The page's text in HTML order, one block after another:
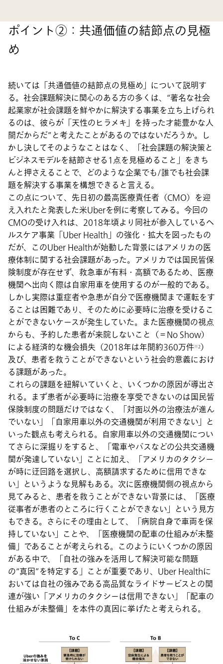
ポイント②：共通価値の結節点の見極
め
続いては「共通価値の結節点の見極め」について説明す
る。社会課題解決に関心のある方の多くは、“著名な社会
起業家が社会課題を鮮やかに解決する事業を立ち上げられ
るのは、彼らが「天性のヒラメキ」を持った才能豊かな人
間だからだ”と考えたことがあるのではないだろうか。し
かし決してそのようなことはなく、「社会課題の解決策と
ビジネスモデルを結節させる1点を見極めること」をきち
んと押さえることで、どのような企業でも/誰でも社会課
題を解決する事業を構想できると言える。
この点について、先日初の最高医療責任者（CMO）を迎
え入れたと発表した米Uberを例に考察してみる。今回の
CMOの受け入れは、2018年頃より同社が参入しているヘ
ルスケア事業「Uber Health」の強化・拡大を図ったもの
だが、このUber Healthが始動した背景にはアメリカの医
療体制に関する社会課題があった。アメリカでは国民皆保
険制度が存在せず、救急車が有料・高額であるため、医療
機関へ出向く際は自家用車を使用するのが一般的である。
しかし実際は重症者や急患が自分で医療機関まで運転をす
ることは困難であり、そのために必要時に治療を受けるこ
とができないケースが発生していた。また医療機関の視点
からも、予約した患者が来院しないこと（＝No Show）
による経済的な機会損失（2018年は年間約360万件※2）
及び、患者を救うことができないという社会的意義におけ
る課題があった。
これらの課題を紐解いていくと、いくつかの原因が導出さ
れる。まず患者が必要時に治療を享受できないのは国民皆
保険制度の問題だけではなく、「対面以外の治療法が進ん
でいない」「自家用車以外の交通機関が利用できない」と
いった観点も考えられる。自家用車以外の交通機関につい
てさらに深掘りをすると、「電車やバスなどの公共交通機
関が発達していない」ことに加え、「アメリカのタクシー
が時に迂回路を選択し、高額請求するために信用できな
い」というような見解もある。次に医療機関側の視点から
見てみると、患者を救うことができない背景には、「医療
従事者が患者のところに行くことができない」という見方
もできる。さらにその理由として、「病院自身で車両を保
持していない」ことや、「医療機関の配車の仕組みが未整
備」であることが考えられる。このようにいくつかの原因
がある中で、「自社の強みを活用して解決可能な問題
の“真因”を特定する」ことが重要であり、Uber Healthに
おいては自社の強みである高品質なライドサービスとの関
連が強い「アメリカのタクシーは信用できない」「配車の
仕組みが未整備」を本件の真因に挙げたと考えられる。